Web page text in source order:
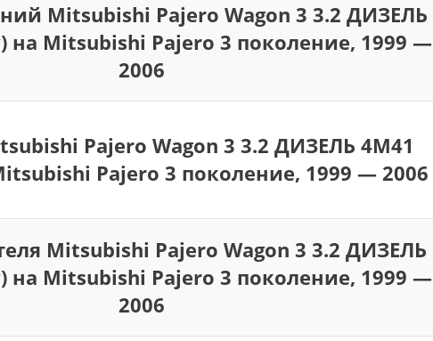
Mitsubishi Pajero Wagon 3 3.2 ДИЗЕЛЬ
на Mitsubishi Pajero 3 поколение, 1999 —
2006
Pajero Wagon 3 3.2 ДИЗЕЛЬ 4M41
Pajero 3 поколение, 1999 — 2006
Mitsubishi Pajero Wagon 3 3.2 ДИЗЕЛЬ
на Mitsubishi Pajero 3 поколение, 1999 —
2006